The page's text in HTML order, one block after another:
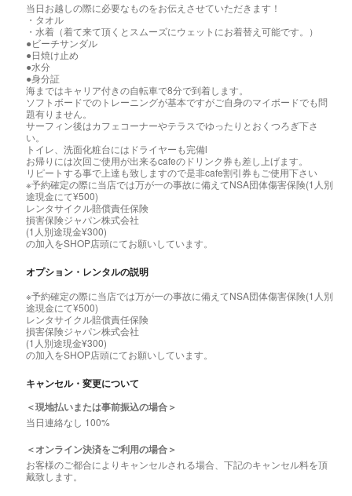
当日お越しの際に必要なものをお伝えさせていただきます！
・タオル
・水着（着て来て頂くとスムーズにウェットにお着替え可能です。）
●ビーチサンダル
●日焼け止め
●水分
●身分証
海まではキャリア付きの自転車で8分で到着します。
ソフトボードでのトレーニングが基本ですがご自身のマイボードでも問
題有りません。
サーフィン後はカフェコーナーやテラスでゆったりとおくつろぎ下さ
い。
トイレ、洗面化粧台にはドライヤーも完備l
お帰りには次回ご使用が出来るcafeのドリンク券も差し上げます。
リピートする事で上達も致しますので是非cafe割引券もご使用下さい
※予約確定の際に当店では万が一の事故に備えてNSA団体傷害保険(1人別
途現金にて¥500)
レンタサイクル賠償責任保険
損害保険ジャパン株式会社
(1人別途現金¥300)
の加入をSHOP店頭にてお願いしています。
オプション・レンタルの説明
※予約確定の際に当店では万が一の事故に備えてNSA団体傷害保険(1人別
途現金にて¥500)
レンタサイクル賠償責任保険
損害保険ジャパン株式会社
(1人別途現金¥300)
の加入をSHOP店頭にてお願いしています。
キャンセル・変更について
＜現地払いまたは事前振込の場合＞
当日連絡なし 100%
＜オンライン決済をご利用の場合＞
お客様のご都合によりキャンセルされる場合、下記のキャンセル料を頂
戴致します。